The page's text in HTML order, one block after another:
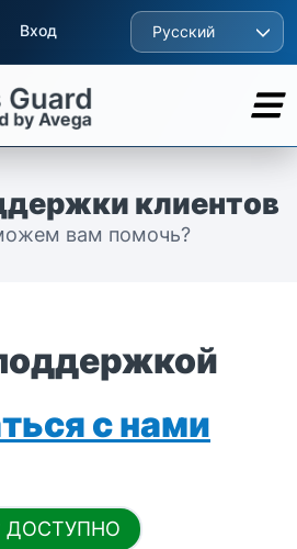
Вход Русский
клиентов
вам помочь?
с нами
ДОСТУПНО